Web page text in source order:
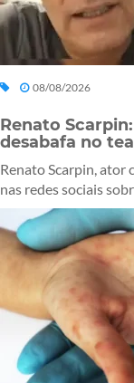
08/08/2026
Renato
desabafa no
Renato Scarpin, ator
nas redes sociais